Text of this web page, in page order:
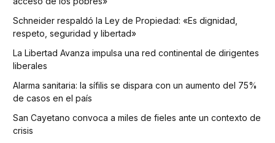
Schneider respaldó la Ley de Propiedad: «Es dignidad,
respeto, seguridad y libertad»
La Libertad Avanza impulsa una red continental de dirigentes
liberales
Alarma sanitaria: la sífilis se dispara con un aumento del 75%
de casos en el país
San Cayetano convoca a miles de fieles ante un contexto de
crisis